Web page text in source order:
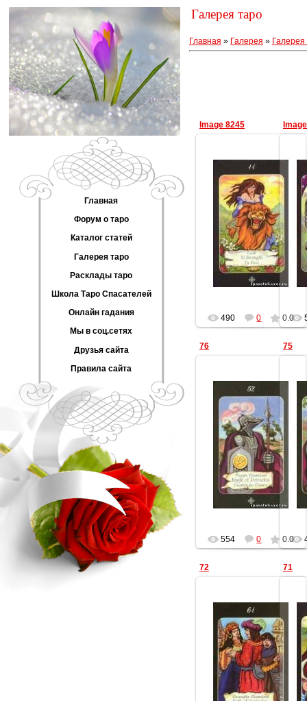
Главная
Форум о таро
Каталог статей
Галерея таро
Расклады таро
Школа Таро Спасателей
Онлайн гадания
Мы в соц.сетях
Друзья сайта
Правила сайта
Галерея таро
Главная » Галерея »
Image 8245
25.11.2012
Геката
490 0 0.0
76
25.11.2012
Геката
554 0 0.0
75
72
25.11.2012
Геката
71